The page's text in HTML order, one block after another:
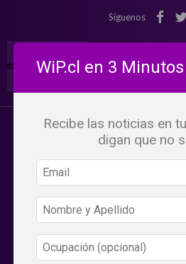
Síguenos
WiP.cl en 3 Minutos
Recibe las noticias en tu
digan que no